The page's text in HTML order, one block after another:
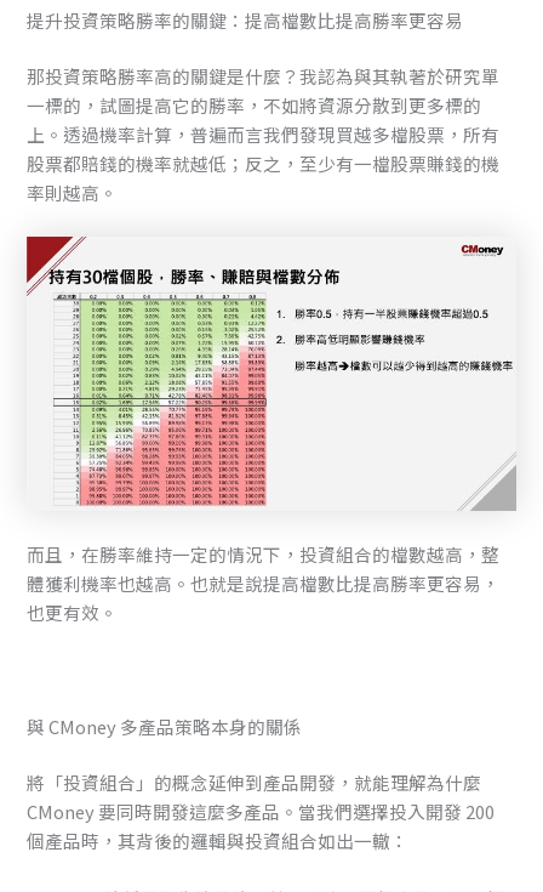
提升投資策略勝率的關鍵：提高檔數比提高勝率更容易
那投資策略勝率高的關鍵是什麼？我認為與其執著於研究單
一標的，試圖提高它的勝率，不如將資源分散到更多標的
上。透過機率計算，普遍而言我們發現買越多檔股票，所有
股票都賠錢的機率就越低；反之，至少有一檔股票賺錢的機
率則越高。
而且，在勝率維持一定的情況下，投資組合的檔數越高，整
體獲利機率也越高。也就是說提高檔數比提高勝率更容易，
也更有效。
與 CMoney 多產品策略本身的關係
將「投資組合」的概念延伸到產品開發，就能理解為什麼
CMoney 要同時開發這麼多產品。當我們選擇投入開發 200
個產品時，其背後的邏輯與投資組合如出一轍：